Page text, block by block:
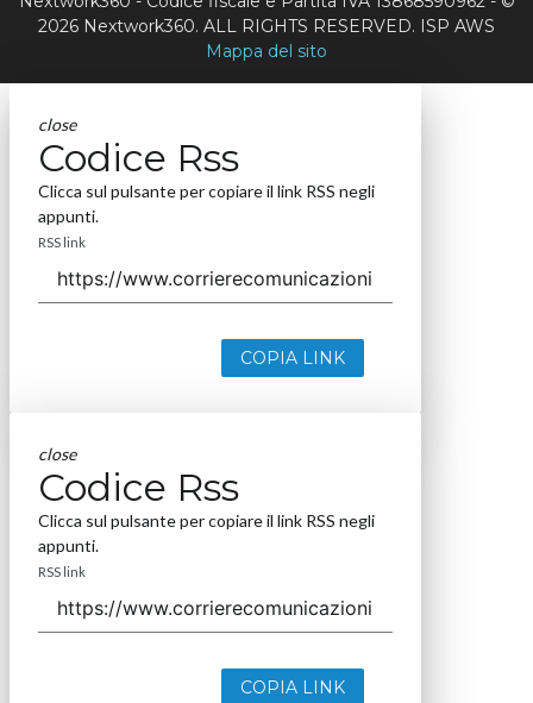
2026 Nextwork360. ALL RIGHTS RESERVED. ISP AWS
Mappa del sito
close
Codice Rss
Clicca sul pulsante per copiare il link RSS negli
appunti.
RSS link
COPIA LINK
close
Codice Rss
Clicca sul pulsante per copiare il link RSS negli
appunti.
RSS link
COPIA LINK